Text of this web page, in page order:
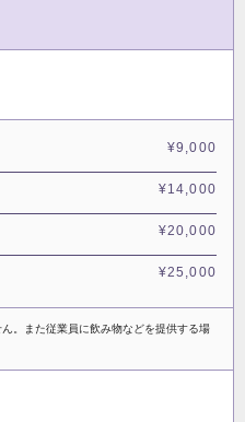
¥9,000
¥14,000
¥20,000
¥25,000
。また従業員に飲み物などを提供する場